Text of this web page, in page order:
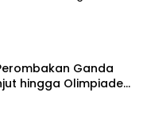
Ganda
hingga Olimpiade